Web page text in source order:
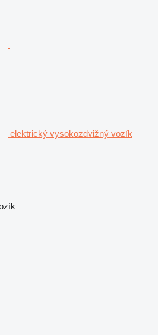
elektrický vysokozdvižný vozík